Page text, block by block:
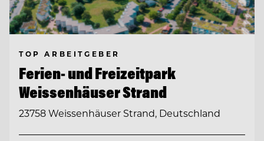
TOP ARBEITGEBER
Ferien- und Freizeitpark
Weissenhäuser Strand
23758 Weissenhäuser Strand, Deutschland